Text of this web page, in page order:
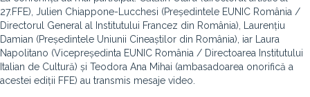
27.FFE), Julien Chiappone-Lucchesi (Președintele EUNIC România /
Directorul General al Institutului Francez din România), Laurențiu
Damian (Președintele Uniunii Cineaștilor din România), iar Laura
Napolitano (Vicepreședinta EUNIC România / Directoarea Institutului
Italian de Cultură) și Teodora Ana Mihai (ambasadoarea onorifică a
acestei ediții FFE) au transmis mesaje video.